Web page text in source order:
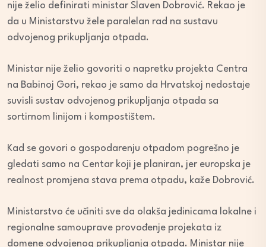
nije želio definirati ministar Slaven Dobrović. Rekao je
da u Ministarstvu žele paralelan rad na sustavu
odvojenog prikupljanja otpada.
Ministar nije želio govoriti o napretku projekta Centra
na Babinoj Gori, rekao je samo da Hrvatskoj nedostaje
suvisli sustav odvojenog prikupljanja otpada sa
sortirnom linijom i kompostištem.
Kad se govori o gospodarenju otpadom pogrešno je
gledati samo na Centar koji je planiran, jer europska je
realnost promjena stava prema otpadu, kaže Dobrović.
Ministarstvo će učiniti sve da olakša jedinicama lokalne i
regionalne samouprave provođenje projekata iz
domene odvojenog prikupljanja otpada. Ministar nije